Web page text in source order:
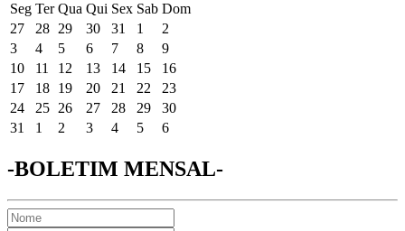
Seg Ter Qua Qui Sex Sab Dom
27
28 29 30 31 1
2
3
4 5 6 7 8
9
10
11 12 13 14 15
16
17
18 19 20 21 22
23
24
25 26 27 28 29
30
31
1 2 3 4 5 6
-BOLETIM MENSAL-